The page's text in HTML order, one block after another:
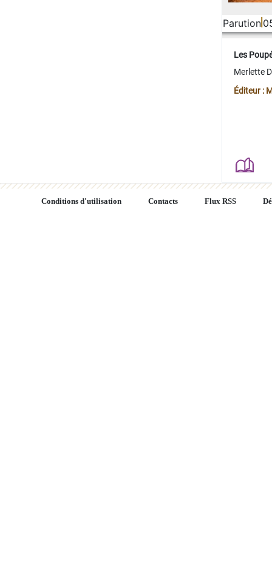
Parution
Les
Merlette
Éditeur :
Conditions d'utilisation Contacts Flux RSS